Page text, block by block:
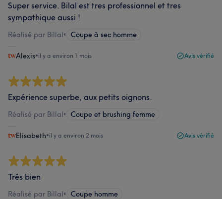
Super service. Bilal est tres professionnel et tres
sympathique aussi !
Réalisé par Billal• Coupe à sec homme
Alexis•il y a environ 1 mois Avis vérifié
Expérience superbe, aux petits oignons.
Réalisé par Billal• Coupe et brushing femme
Elisabeth•il y a environ 2 mois Avis vérifié
Trés bien
Réalisé par Billal• Coupe homme